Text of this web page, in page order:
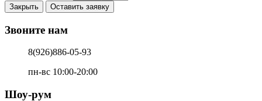
Закрыть Оставить заявку
Звоните нам
8(926)886-05-93
пн-вс 10:00-20:00
Шоу-рум